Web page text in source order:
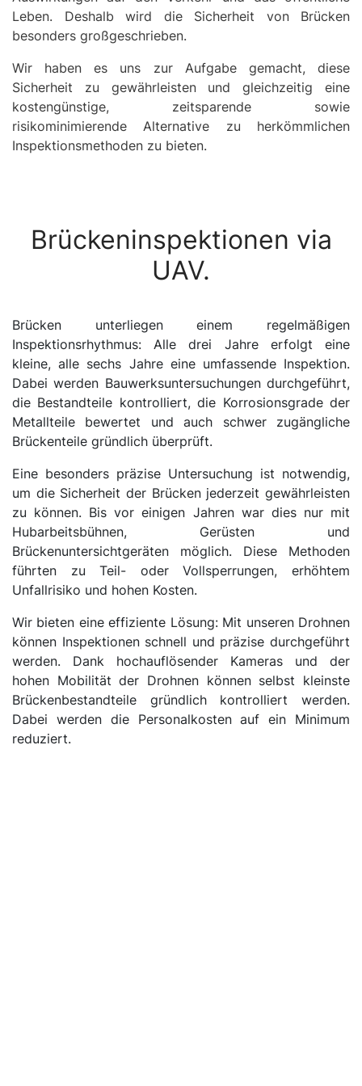
Leben. Deshalb wird die Sicherheit von Brücken
besonders großgeschrieben.
Wir haben es uns zur Aufgabe gemacht, diese
Sicherheit zu gewährleisten und gleichzeitig eine
kostengünstige, zeitsparende sowie
risikominimierende Alternative zu herkömmlichen
Inspektionsmethoden zu bieten.
Brückeninspektionen via
UAV.
Brücken unterliegen einem regelmäßigen
Inspektionsrhythmus: Alle drei Jahre erfolgt eine
kleine, alle sechs Jahre eine umfassende Inspektion.
Dabei werden Bauwerksuntersuchungen durchgeführt,
die Bestandteile kontrolliert, die Korrosionsgrade der
Metallteile bewertet und auch schwer zugängliche
Brückenteile gründlich überprüft.
Eine besonders präzise Untersuchung ist notwendig,
um die Sicherheit der Brücken jederzeit gewährleisten
zu können. Bis vor einigen Jahren war dies nur mit
Hubarbeitsbühnen, Gerüsten und
Brückenuntersichtgeräten möglich. Diese Methoden
führten zu Teil- oder Vollsperrungen, erhöhtem
Unfallrisiko und hohen Kosten.
Wir bieten eine effiziente Lösung: Mit unseren Drohnen
können Inspektionen schnell und präzise durchgeführt
werden. Dank hochauflösender Kameras und der
hohen Mobilität der Drohnen können selbst kleinste
Brückenbestandteile gründlich kontrolliert werden.
Dabei werden die Personalkosten auf ein Minimum
reduziert.